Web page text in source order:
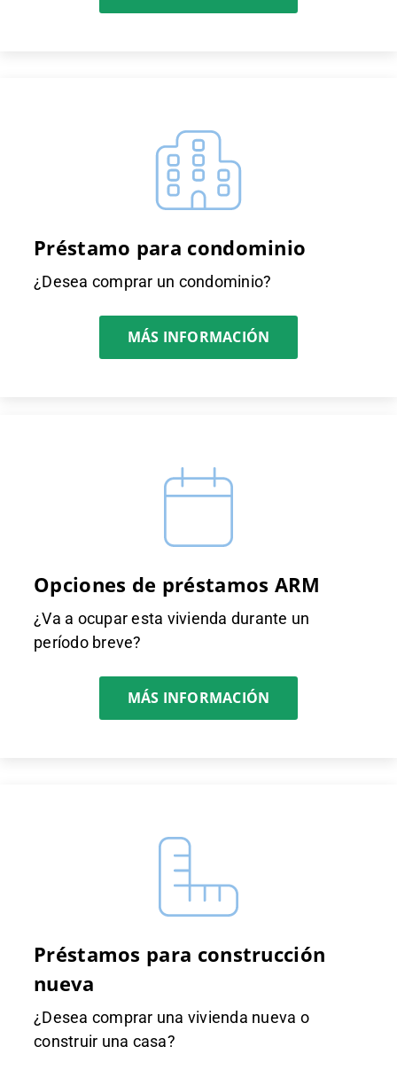
Préstamo para condominio
¿Desea comprar un condominio?
MÁS INFORMACIÓN
Opciones de préstamos ARM
¿Va a ocupar esta vivienda durante un
período breve?
MÁS INFORMACIÓN
Préstamos para construcción
nueva
¿Desea comprar una vivienda nueva o
construir una casa?